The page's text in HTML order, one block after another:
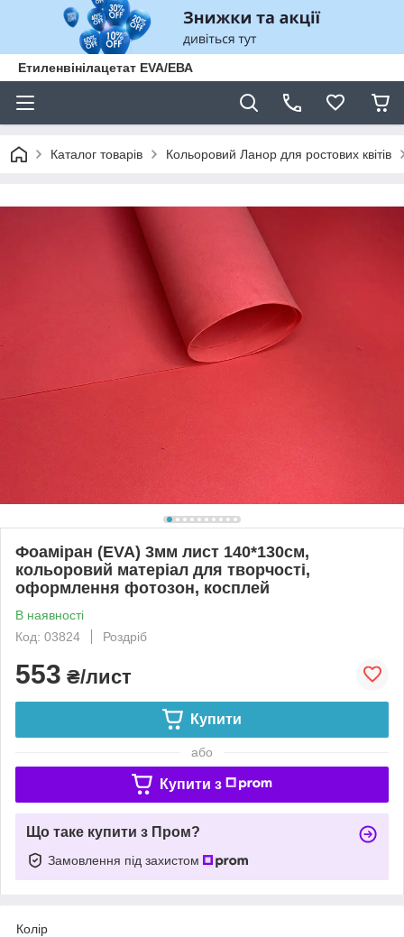
Етиленвінілацетат EVA/ЕВА
Каталог товарів Кольоровий Ланор для ростових квітів
Фоаміран (EVA) 3мм лист 140*130см,
кольоровий матеріал для творчості,
оформлення фотозон, косплей
В наявності
Код: 03824
Роздріб
553 ₴/лист
Купити
або
Купити з
Що таке купити з Пром?
Замовлення під захистом
Колір